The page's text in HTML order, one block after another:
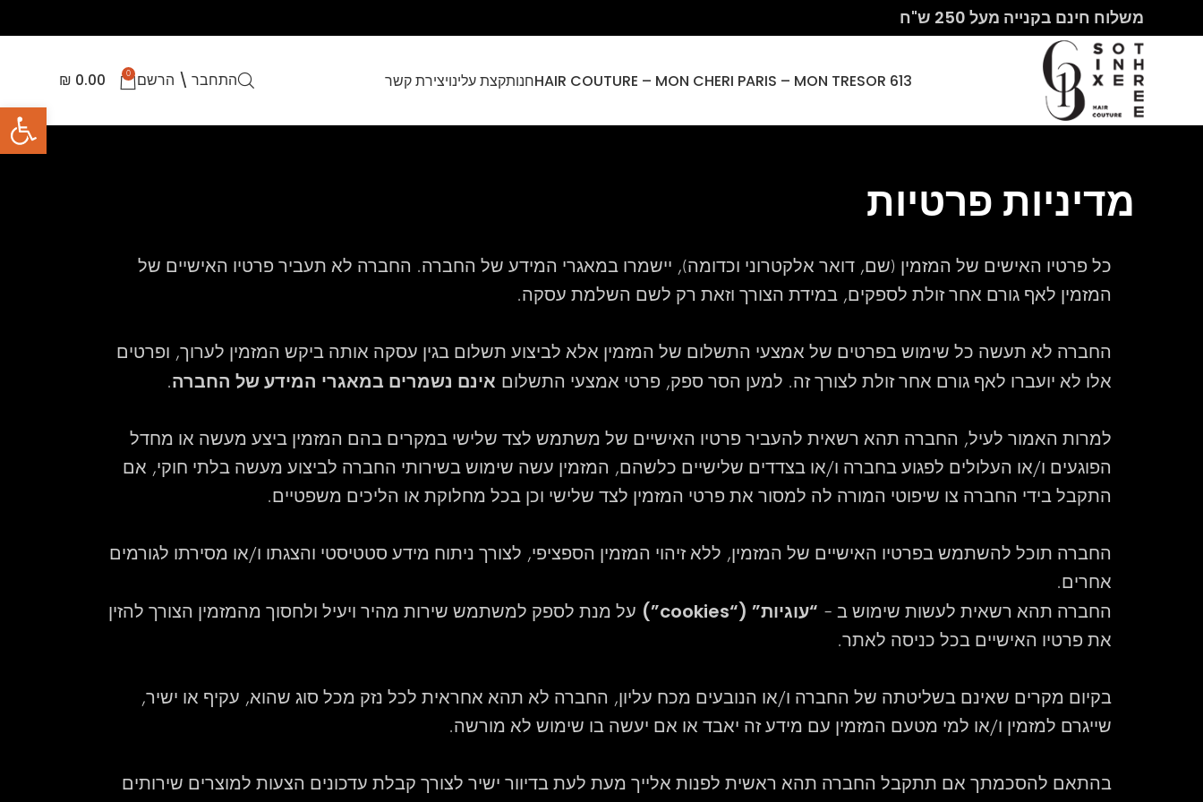
פתח
משלוח חינם בקנייה מעל 250 ש"ח
613 HAIR COUTURE – MON CHERI PARIS – MON TRESOR חנותקצת עלינויצירת קשר התחבר \ הרשם 0
₪ 0.00
מדיניות פרטיות
כל פרטיו האישים של המזמין (שם, דואר אלקטרוני וכדומה), יישמרו במאגרי המידע של החברה. החברה לא תעביר פרטיו האישיים של
המזמין לאף גורם אחר זולת לספקים, במידת הצורך וזאת רק לשם השלמת עסקה.
החברה לא תעשה כל שימוש בפרטים של אמצעי התשלום של המזמין אלא לביצוע תשלום בגין עסקה אותה ביקש המזמין לערוך, ופרטים
אלו לא יועברו לאף גורם אחר זולת לצורך זה. למען הסר ספק, פרטי אמצעי התשלום אינם נשמרים במאגרי המידע של החברה.
למרות האמור לעיל, החברה תהא רשאית להעביר פרטיו האישיים של משתמש לצד שלישי במקרים בהם המזמין ביצע מעשה או מחדל
הפוגעים ו/או העלולים לפגוע בחברה ו/או בצדדים שלישיים כלשהם, המזמין עשה שימוש בשירותי החברה לביצוע מעשה בלתי חוקי, אם
התקבל בידי החברה צו שיפוטי המורה לה למסור את פרטי המזמין לצד שלישי וכן בכל מחלוקת או הליכים משפטיים.
החברה תוכל להשתמש בפרטיו האישיים של המזמין, ללא זיהוי המזמין הספציפי, לצורך ניתוח מידע סטטיסטי והצגתו ו/או מסירתו לגורמים
אחרים.
החברה תהא רשאית לעשות שימוש ב – “עוגיות” (“cookies”)
על מנת לספק למשתמש שירות מהיר ויעיל ולחסוך מהמזמין הצורך להזין
את פרטיו האישיים בכל כניסה לאתר.
בקיום מקרים שאינם בשליטתה של החברה ו/או הנובעים מכח עליון, החברה לא תהא אחראית לכל נזק מכל סוג שהוא, עקיף או ישיר,
שייגרם למזמין ו/או למי מטעם המזמין עם מידע זה יאבד או אם יעשה בו שימוש לא מורשה.
בהתאם להסכמתך אם תתקבל החברה תהא ראשית לפנות אלייך מעת לעת בדיוור ישיר לצורך קבלת עדכונים הצעות למוצרים שירותים